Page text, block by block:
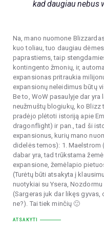
kad daugiau nebus
Na, mano nuomone
kuo toliau, tuo daugiau
paprastiems, taip
kontingento žmonių, ir,
expansionas pritraukia
expansionų neleidimus būtų
Be to, WoW pasaulyje dar
neužmuštų blogiukų, ko Blizz
pradėjo plėtoti istoriją apie
dragonflight) ir pan., tad ši
expansionus, kurių mano
didelės temos): 1. Maelstrom
dabar yra, tad trūkstama
expansione, žemėlapio
(Turėtų būti atsakyta į
nuotykiai su Ysera,
(Sargeras juk dar likęs
ne?). Tai tiek minčių 🙂
ATSAKYTI